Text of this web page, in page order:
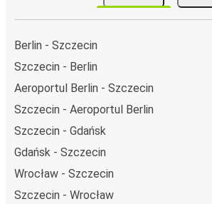
Berlin - Szczecin
Szczecin - Berlin
Aeroportul Berlin - Szczecin
Szczecin - Aeroportul Berlin
Szczecin - Gdańsk
Gdańsk - Szczecin
Wrocław - Szczecin
Szczecin - Wrocław